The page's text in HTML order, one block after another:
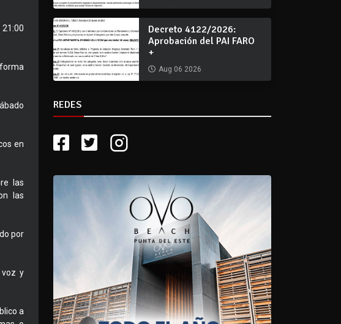
forma
en
las
las
por
voz y
a
Decreto 4122/2026:
Aprobación del PAI FARO
+
Aug 06 2026
REDES